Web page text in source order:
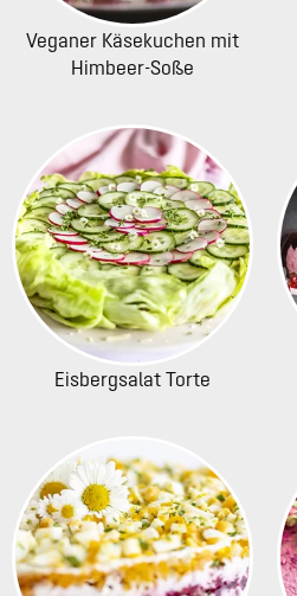
Veganer Käsekuchen mit
Himbeer-Soße
Eisbergsalat Torte